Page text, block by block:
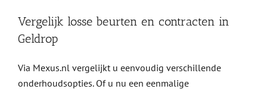
Vergelijk losse beurten en contracten in
Geldrop
Via Mexus.nl vergelijkt u eenvoudig verschillende
onderhoudsopties. Of u nu een eenmalige